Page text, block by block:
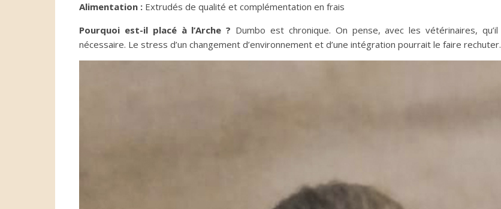
Alimentation : Extrudés de qualité et complémentation en frais
Pourquoi est-il placé à l’Arche ? Dumbo est chronique. On pense, avec les vétérinaires,
nécessaire. Le stress d’un changement d’environnement et d’une intégration pourrait le faire rechuter.